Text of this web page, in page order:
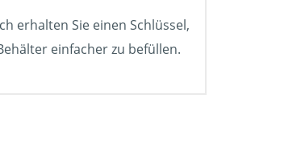
erhalten Sie einen Schlüssel,
einfacher zu befüllen.